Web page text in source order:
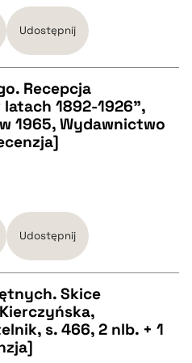
Udostępnij
Recepcja
1892-1926",
1965, Wydawnictwo
Udostępnij
Skice
s. 466, 2 nlb. + 1